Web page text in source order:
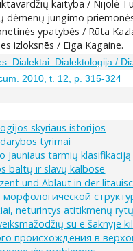
kaityba / Nijolė
dėmenų jungimo
ypatybės / Rūta
izloksnēs / Eiga Kagaine.
Dialektai. Dialektologija /
2010, t. 12, p. 315-324
skyriaus istorijos
tyrimai
Jauniaus tarmių klasifikaciją
baltų ir slavų kalbose
und Ablaut in der
neturintys atitikmenų
su e šaknyje
происхождения в